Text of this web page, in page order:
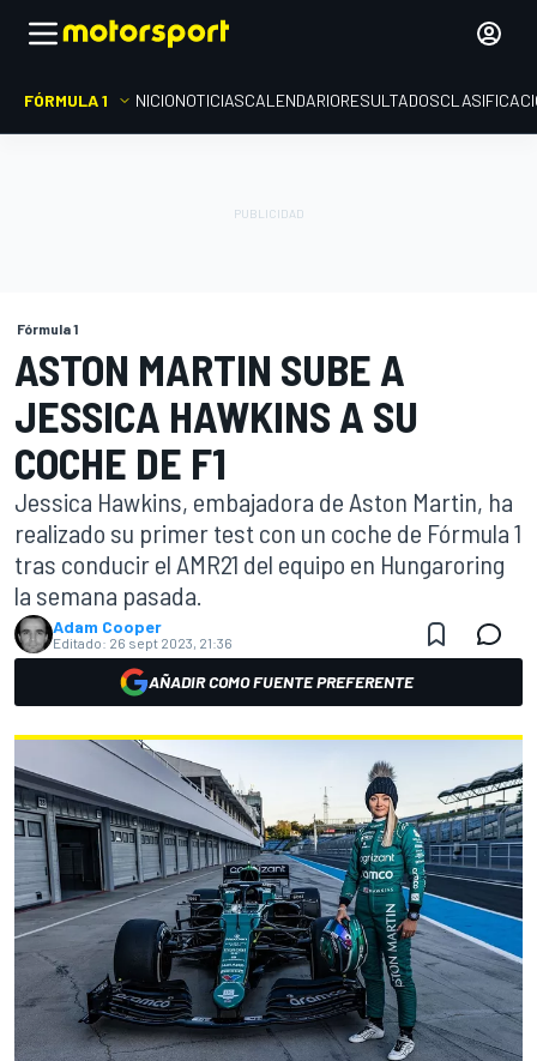
FÓRMULA 1 INICIONOTICIASCALENDARIORESULTADOS
Fórmula 1
ASTON MARTIN SUBE A
JESSICA HAWKINS A SU
COCHE DE F1
Jessica Hawkins, embajadora de Aston Martin, ha
realizado su primer test con un coche de Fórmula 1
tras conducir el AMR21 del equipo en Hungaroring
la semana pasada.
Adam Cooper
Editado: 26 sept 2023, 21:36
AÑADIR COMO FUENTE PREFERENTE